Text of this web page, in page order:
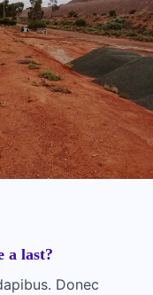
a last?
Donec